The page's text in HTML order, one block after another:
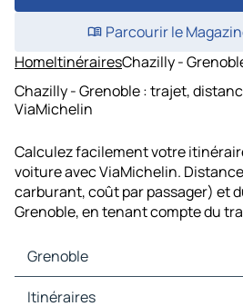
Parcourir le
HomeItinérairesChazilly -
Chazilly - Grenoble : trajet,
ViaMichelin
Calculez facilement votre
voiture avec ViaMichelin.
carburant, coût par passager) et
Grenoble, en tenant compte du
Grenoble
Grenoble Cartes et plans
Itinéraires